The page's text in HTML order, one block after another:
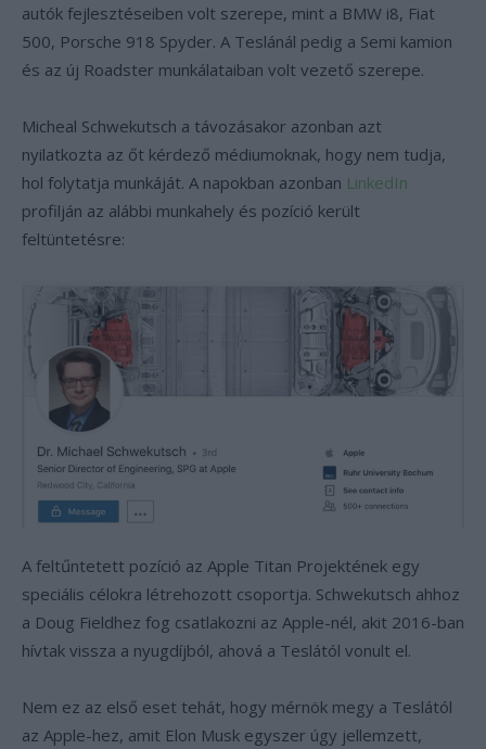
autók fejlesztéseiben volt szerepe, mint a BMW i8, Fiat
500, Porsche 918 Spyder. A Teslánál pedig a Semi kamion
és az új Roadster munkálataiban volt vezető szerepe.
Micheal Schwekutsch a távozásakor azonban azt
nyilatkozta az őt kérdező médiumoknak, hogy nem tudja,
hol folytatja munkáját. A napokban azonban LinkedIn
profilján az alábbi munkahely és pozíció került
feltüntetésre:
A feltűntetett pozíció az Apple Titan Projektének egy
speciális célokra létrehozott csoportja. Schwekutsch ahhoz
a Doug Fieldhez fog csatlakozni az Apple-nél, akit 2016-ban
hívtak vissza a nyugdíjból, ahová a Teslától vonult el.
Nem ez az első eset tehát, hogy mérnök megy a Teslától
az Apple-hez, amit Elon Musk egyszer úgy jellemzett,